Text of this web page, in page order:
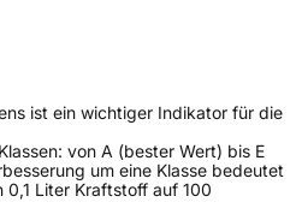
ist ein wichtiger Indikator für die
von A (bester Wert) bis E
um eine Klasse bedeutet
0,1 Liter Kraftstoff auf 100